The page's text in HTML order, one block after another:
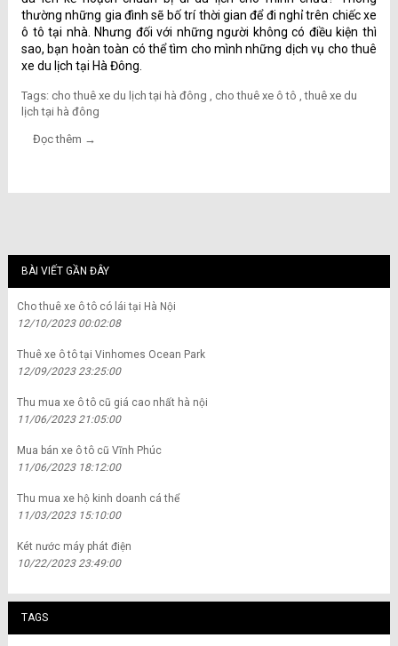
thường những gia đình sẽ bố trí thời gian để đi nghỉ trên chiếc xe
ô tô tại nhà. Nhưng đối với những người không có điều kiện thì
sao, bạn hoàn toàn có thể tìm cho mình những dịch vụ cho thuê
xe du lịch tại Hà Đông.
Tags: cho thuê xe du lịch tại hà đông , cho thuê xe ô tô ,thuê xe du
lịch tại hà đông
Đọc thêm →
BÀI VIẾT GẦN ĐÂY
Cho thuê xe ô tô có lái tại Hà Nội
12/10/2023 00:02:08
Thuê xe ô tô tại Vinhomes Ocean Park
12/09/2023 23:25:00
Thu mua xe ô tô cũ giá cao nhất hà nội
11/06/2023 21:05:00
Mua bán xe ô tô cũ Vĩnh Phúc
11/06/2023 18:12:00
Thu mua xe hộ kinh doanh cá thể
11/03/2023 15:10:00
Két nước máy phát điện
10/22/2023 23:49:00
TAGS